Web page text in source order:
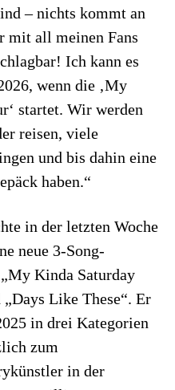
– nichts kommt an
mit all meinen Fans
Ich kann es
wenn die ‚My
startet. Wir werden
reisen, viele
und bis dahin eine
haben.“
in der letzten Woche
neue 3-Song-
Kinda Saturday
Like These“. Er
in drei Kategorien
zum
in der